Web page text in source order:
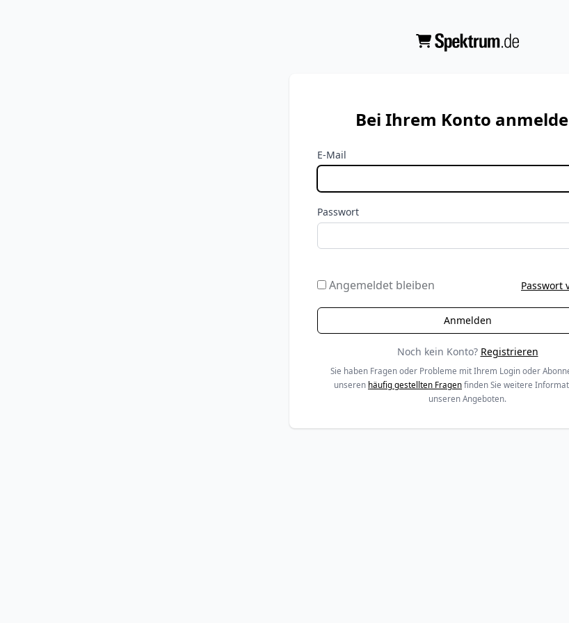
Bei Ihrem Konto
E-Mail
Passwort
Angemeldet bleiben Passwort
Noch kein Konto? Registrieren
Sie haben Fragen oder Probleme mit Ihrem Login oder
unseren häufig gestellten Fragen finden Sie weitere
unseren Angeboten.